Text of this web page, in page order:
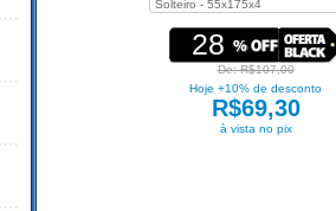
28
De: R$107,00
Hoje +10% de desconto
R$69,30
à vista no pix